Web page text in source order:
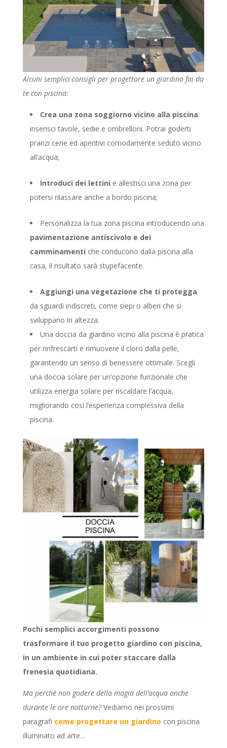
Alcuni semplici consigli per progettare un giardino fai da
te con piscina:
Crea una zona soggiorno vicino alla piscina:
inserisci tavole, sedie e ombrelloni. Potrai goderti
pranzi cene ed aperitivi comodamente seduto vicino
all’acqua;
Introduci dei lettini e allestisci una zona per
potersi rilassare anche a bordo piscina;
Personalizza la tua zona piscina introducendo una
pavimentazione antiscivolo e dei
camminamenti che conducono dalla piscina alla
casa, il risultato sarà stupefacente.
Aggiungi una vegetazione che ti protegga
da sguardi indiscreti, come siepi o alberi che si
sviluppano in altezza.
Una doccia da giardino vicino alla piscina è pratica
per rinfrescarti e rimuovere il cloro dalla pelle,
garantendo un senso di benessere ottimale. Scegli
una doccia solare per un’opzione funzionale che
utilizza energia solare per riscaldare l’acqua,
migliorando così l’esperienza complessiva della
piscina.
Pochi semplici accorgimenti possono
trasformare il tuo progetto giardino con piscina,
in un ambiente in cui poter staccare dalla
frenesia quotidiana.
Ma perché non godere della magia dell’acqua anche
durante le ore notturne?Vediamo nei prossimi
paragrafi come progettare un giardino con piscina
illuminato ad arte…